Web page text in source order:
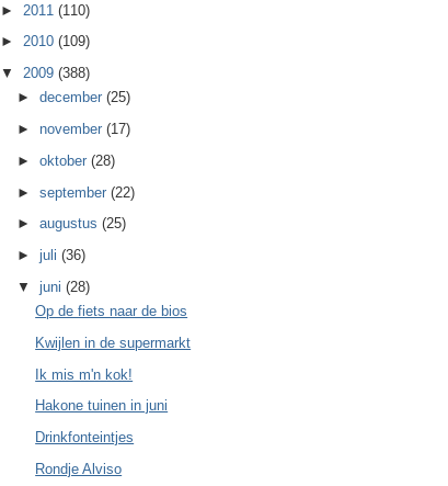
► 2011 (110)
► 2010 (109)
▼ 2009 (388)
►december(25)
►november(17)
►oktober(28)
►september(22)
►augustus(25)
►juli(36)
▼juni(28)
Op de fiets naar de bios
Kwijlen in de supermarkt
Ik mis m'n kok!
Hakone tuinen in juni
Drinkfonteintjes
Rondje Alviso